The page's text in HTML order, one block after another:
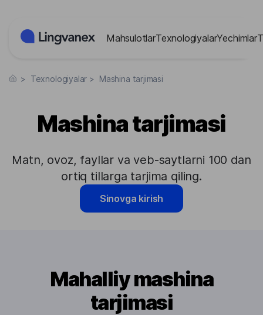
MahsulotlarTexnologiyalarYechimlar
> Texnologiyalar > Mashina tarjimasi
Mashina tarjimasi
Matn, ovoz, fayllar va veb-saytlarni 100 dan
ortiq tillarga tarjima qiling.
Sinovga kirish
Mahalliy mashina
tarjimasi